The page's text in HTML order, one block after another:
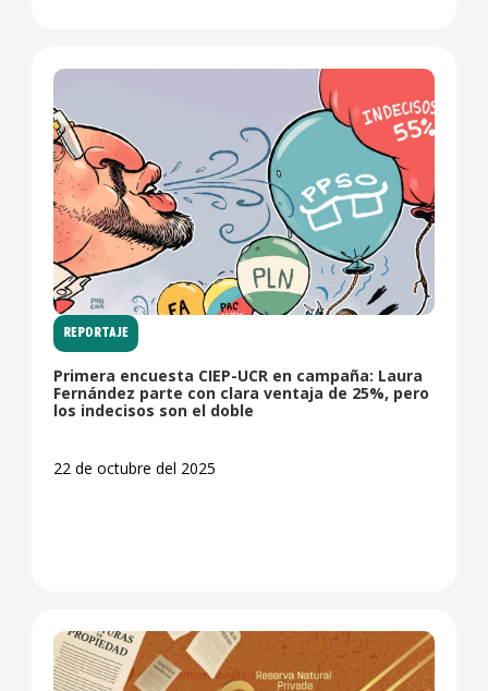
REPORTAJE
Primera encuesta CIEP-UCR en campaña: Laura
Fernández parte con clara ventaja de 25%, pero
los indecisos son el doble
22 de octubre del 2025